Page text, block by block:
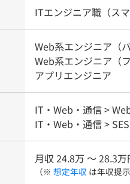
ITエンジニア職（ス
Web系エンジニア（
Web系エンジニア（
アプリエンジニア
IT・Web・通信 >
IT・Web・通信 >
月収 24.8万 〜 28.3万
（※ 想定年収 は年収提